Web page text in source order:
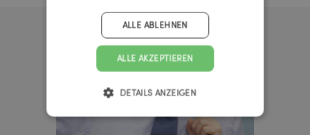
ALLE AKZEPTIEREN
ALLE ABLEHNEN
DETAILS ANZEIGEN